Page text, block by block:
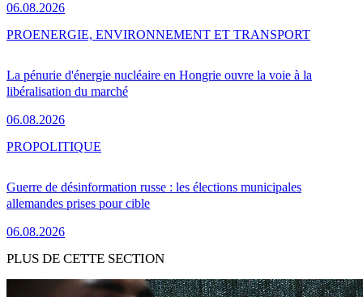
06.08.2026
La pénurie d'énergie nucléaire en Hongrie ouvre la voie à la
libéralisation du marché
06.08.2026
PROENERGIE, ENVIRONNEMENT ET TRANSPORT
Guerre de désinformation russe : les élections municipales
allemandes prises pour cible
06.08.2026
PROPOLITIQUE
PLUS DE CETTE SECTION